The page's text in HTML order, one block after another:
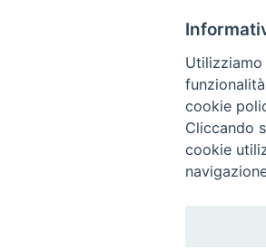
Copyright © 2019 - Tutti i
cookie
Cliccando
cookie